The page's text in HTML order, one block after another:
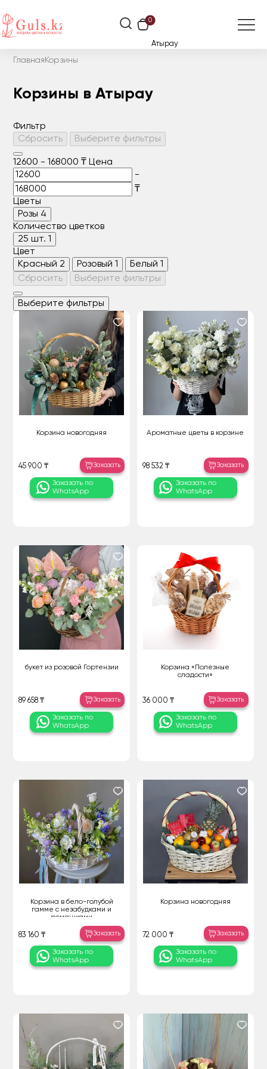
0
Атырау
Главная Корзины
Корзины в Атырау
Фильтр
Сбросить
Выберите фильтры
12600 -168000 ₸ Цена
-
₸
Цветы
Розы 4
Количество цветков
25 шт. 1
Цвет
Красный 2 Розовый 1 Белый 1
Сбросить
Выберите фильтры
Выберите фильтры
Корзина новогодняя
45 900 ₸ Заказать
Заказать по
WhatsApp
Ароматные цветы в корзине
98 532 ₸ Заказать
Заказать по
WhatsApp
букет из розовой Гортензии
89 658 ₸ Заказать
Заказать по
WhatsApp
Корзина «Полезные
сладости»
36 000 ₸ Заказать
Заказать по
WhatsApp
Корзина в бело-голубой
гамме с незабудками и
ромашками
83 160 ₸ Заказать
Заказать по
WhatsApp
Корзина новогодняя
72 000 ₸ Заказать
Заказать по
WhatsApp